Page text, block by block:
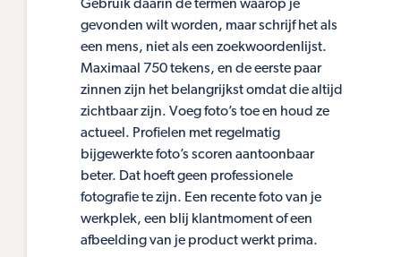
Gebruik daarin de termen waarop je
gevonden wilt worden, maar schrijf het als
een mens, niet als een zoekwoordenlijst.
Maximaal 750 tekens, en de eerste paar
zinnen zijn het belangrijkst omdat die altijd
zichtbaar zijn. Voeg foto’s toe en houd ze
actueel. Profielen met regelmatig
bijgewerkte foto’s scoren aantoonbaar
beter. Dat hoeft geen professionele
fotografie te zijn. Een recente foto van je
werkplek, een blij klantmoment of een
afbeelding van je product werkt prima.